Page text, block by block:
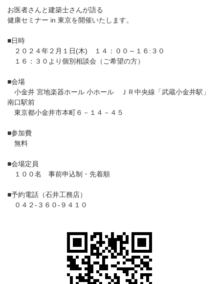
お医者さんと建築士さんが語る
健康セミナー in 東京を開催いたします。
■日時
２０２４年２月１日(木) １４：００～１６:３０
１６：３０より個別相談会（ご希望の方）
■会場
小金井 宮地楽器ホール 小ホール ＪＲ中央線「武蔵小金井駅」
南口駅前
東京都小金井市本町６－１４－４５
■参加費
無料
■会場定員
１００名 事前申込制・先着順
■予約電話（石井工務店）
０４２-３６０-９４１０